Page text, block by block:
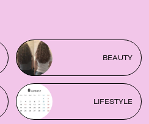
BEAUTY
LIFESTYLE